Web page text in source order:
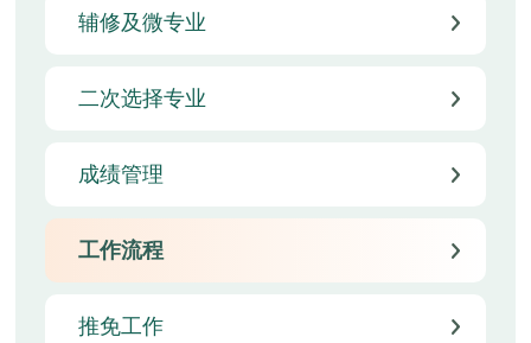
辅修及微专业
二次选择专业
成绩管理
工作流程
推免工作